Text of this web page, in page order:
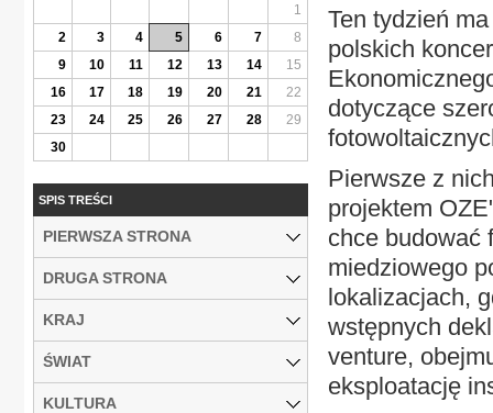
Ten tydzień
polskich
dotyczące
Pierwsze z
projektem
chce budować
miedziowego
lokalizacjach,
wstępnych
venture,
eksploatację
1
2
3 4 5 6 7
8
9
10 11 12 13 14
15
16
17 18 19 20 21
22
23
24 25 26 27 28
29
30
SPIS TREŚCI
PIERWSZA STRONA
DRUGA STRONA
KRAJ
ŚWIAT
KULTURA